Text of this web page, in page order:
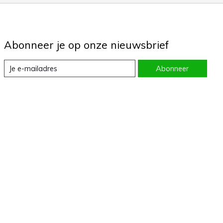
Abonneer je op onze nieuwsbrief
Abonneer